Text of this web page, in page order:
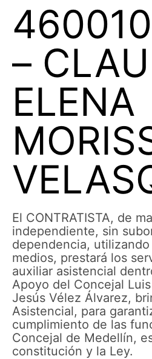
–
ELENA
El CONTRATISTA, de
independiente, sin
dependencia,
medios, prestará los
auxiliar asistencial
Apoyo del Concejal
Jesús Vélez Álvarez,
Asistencial, para
cumplimiento de las
Concejal de Medellín,
constitución y la Ley.